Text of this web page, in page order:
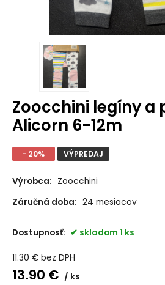
Zoocchini legíny a
Alicorn 6-12m
- 20% VÝPREDAJ
Výrobca: Zoocchini
Záručná doba: 24 mesiacov
Dostupnosť: skladom 1 ks
11.30 € bez DPH
13.90 €
ks